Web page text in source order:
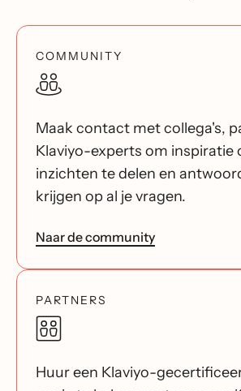
COMMUNITY
Maak contact met collega's,
Klaviyo-experts om inspiratie
inzichten te delen en
krijgen op al je vragen.
Naar de community
PARTNERS
Huur een Klaviyo-